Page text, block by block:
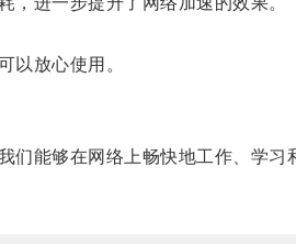
放心使用。
能够在网络上畅快地工作、学习